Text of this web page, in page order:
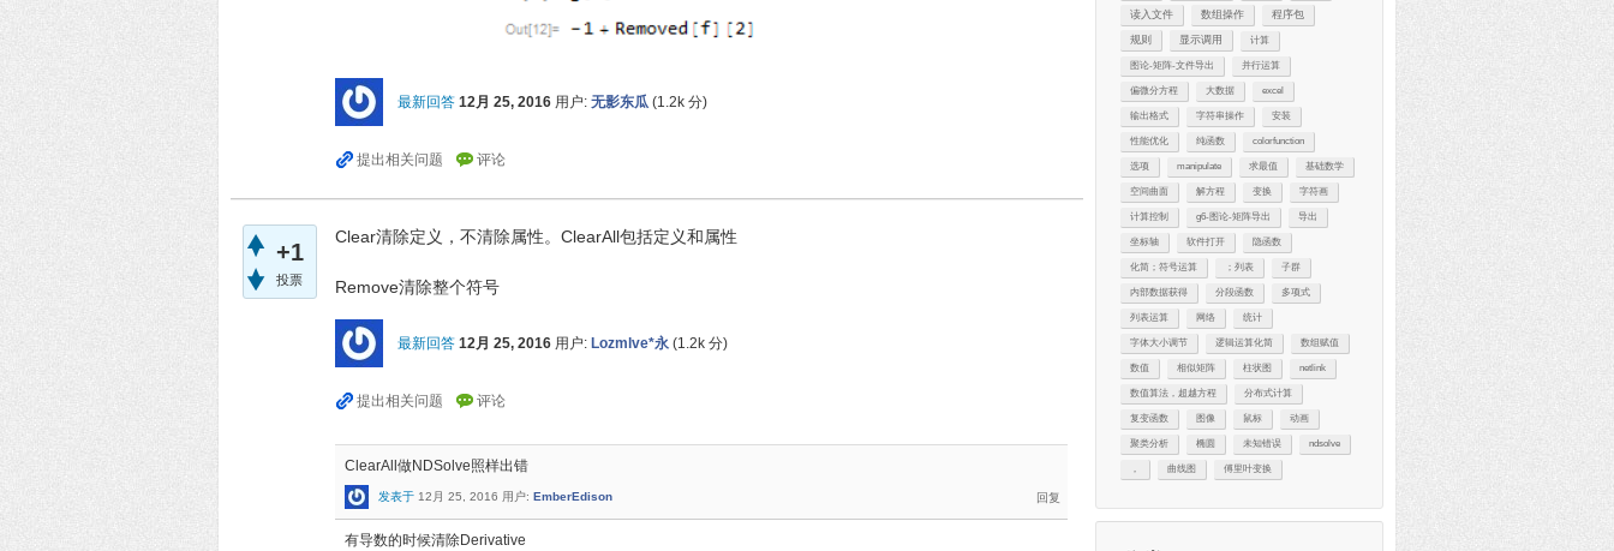
读入文件 数组操作 程序包
规则 显示调用 计算
图论-矩阵-文件导出 并行运算
偏微分方程 大数据 excel
输出格式 字符串操作 安装
性能优化 纯函数 colorfunction
选项 manipulate 求最值 基础数学
空间曲面 解方程 变换 字符画
计算控制 g6-图论-矩阵导出 导出
坐标轴 软件打开 隐函数
化简；符号运算 ；列表 子群
内部数据获得 分段函数 多项式
列表运算 网络 统计
字体大小调节 逻辑运算化简 数组赋值
数值 相似矩阵 柱状图 netlink
数值算法，超越方程 分布式计算
复变函数 图像 鼠标 动画
聚类分析 椭圆 未知错误 ndsolve
， 曲线图 傅里叶变换
最新回答 12月 25, 2016 用户: 无影东瓜 (1.2k 分)
+1
投票
Clear清除定义，不清除属性。ClearAll包括定义和属性
Remove清除整个符号
最新回答 12月 25, 2016 用户: Lozmlve*永 (1.2k 分)
ClearAll做NDSolve照样出错
发表于 12月 25, 2016 用户: EmberEdison
有导数的时候清除Derivative